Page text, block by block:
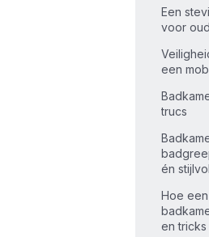
Een
voor
een
trucs
én
Hoe
en tricks